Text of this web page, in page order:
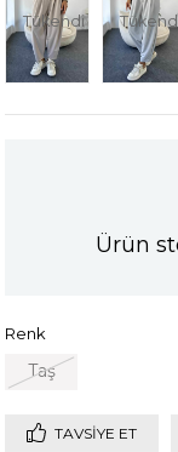
Tükendi
Ürün
Renk
Taş
TAVSIYE ET